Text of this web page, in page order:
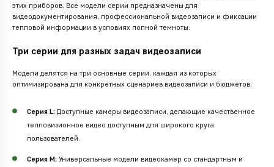
этих приборов. Все модели серии предназначены для
видеодокументирования, профессиональной видеозаписи и фиксации
тепловой информации в условиях полной темноты.
Три серии для разных задач видеозаписи
Модели делятся на три основные серии, каждая из которых
оптимизирована для конкретных сценариев видеозаписи и бюджетов:
Серия L: Доступные камеры видеозаписи, делающие качественное
тепловизионное видео доступным для широкого круга
пользователей.
Серия M: Универсальные модели видеокамер со стандартным и